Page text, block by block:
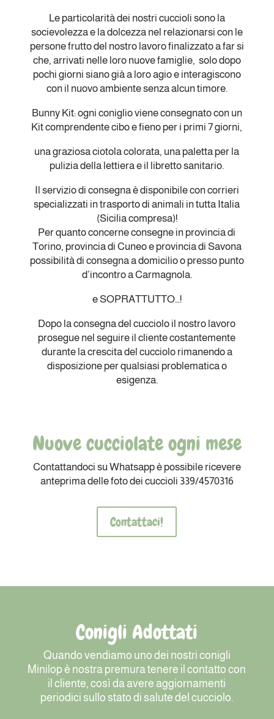
Le particolarità dei nostri cuccioli sono la
socievolezza e la dolcezza nel relazionarsi con le
persone frutto del nostro lavoro finalizzato a far si
che, arrivati nelle loro nuove famiglie, solo dopo
pochi giorni siano già a loro agio e interagiscono
con il nuovo ambiente senza alcun timore.
Bunny Kit: ogni coniglio viene consegnato con un
Kit comprendente cibo e fieno per i primi 7 giorni,
una graziosa ciotola colorata, una paletta per la
pulizia della lettiera e il libretto sanitario.
Il servizio di consegna è disponibile con corrieri
specializzati in trasporto di animali in tutta Italia
(Sicilia compresa)!
Per quanto concerne consegne in provincia di
Torino, provincia di Cuneo e provincia di Savona
possibilità di consegna a domicilio o presso punto
d’incontro a Carmagnola.
e SOPRATTUTTO…!
Dopo la consegna del cucciolo il nostro lavoro
prosegue nel seguire il cliente costantemente
durante la crescita del cucciolo rimanendo a
disposizione per qualsiasi problematica o
esigenza.
Nuove cucciolate ogni mese
Contattandoci su Whatsapp è possibile ricevere
anteprima delle foto dei cuccioli 339/4570316
Contattaci!
Conigli Adottati
Quando vendiamo uno dei nostri conigli
Minilop è nostra premura tenere il contatto con
il cliente, così da avere aggiornamenti
periodici sullo stato di salute del cucciolo.